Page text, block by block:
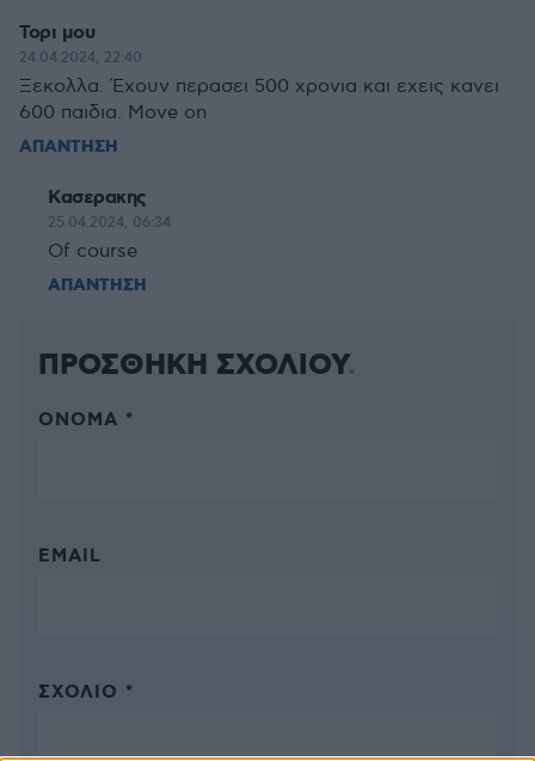
Τορι μου
24.04.2024, 22:40
Ξεκολλα. Έχουν περασει 500 χρονια και εχεις κανει
600 παιδια. Move on
ΑΠΑΝΤΗΣΗ
Κασερακης
25.04.2024, 06:34
Of course
ΑΠΑΝΤΗΣΗ
ΠΡΟΣΘΗΚΗ ΣΧΟΛΙΟΥ
ΌΝΟΜΑ *
EMAIL
ΣΧΌΛΙΟ *